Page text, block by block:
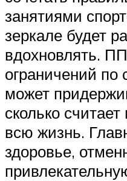
занятиями
зеркале будет
вдохновлять.
ограничений по
может
сколько
всю жизнь.
здоровье,